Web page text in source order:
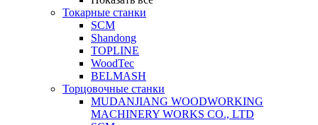
Токарные станки
SCM
Shandong
TOPLINE
WoodTec
BELMASH
Торцовочные станки
MUDANJIANG WOODWORKING
MACHINERY WORKS CO., LTD